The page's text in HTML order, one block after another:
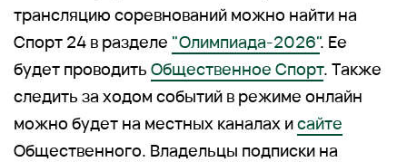
трансляцию соревнований можно найти на
Спорт 24 в разделе "Олимпиада-2026". Ее
будет проводить Общественное Спорт. Также
следить за ходом событий в режиме онлайн
можно будет на местных каналах исайте
Общественного. Владельцы подписки на